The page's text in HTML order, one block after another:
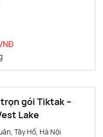
gói Tiktak –
Lake
Tây Hồ, Hà Nội